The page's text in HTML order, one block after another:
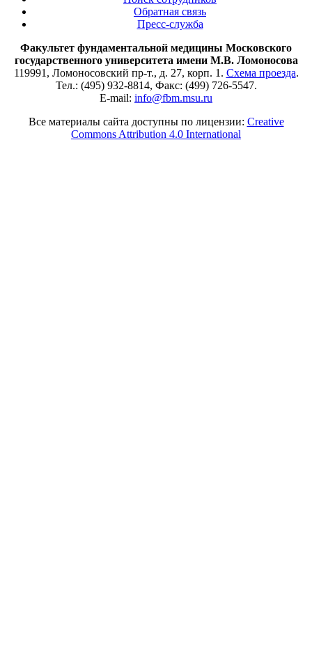
Обратная связь
Пресс-служба
Факультет фундаментальной медицины Московского
государственного университета имени М.В. Ломоносова
119991, Ломоносовский пр-т., д. 27, корп. 1. Схема проезда.
Тел.: (495) 932-8814, Факс: (499) 726-5547.
E-mail: info@fbm.msu.ru
Все материалы сайта доступны по лицензии: Creative
Commons Attribution 4.0 International